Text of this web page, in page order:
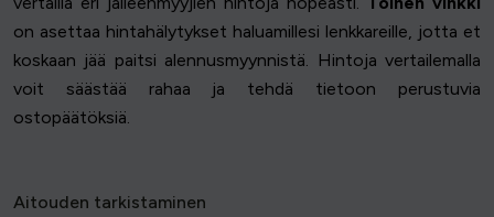
on asettaa hintahälytykset haluamillesi lenkkareille, jotta et
koskaan jää paitsi alennusmyynnistä. Hintoja vertailemalla
voit säästää rahaa ja tehdä tietoon perustuvia
ostopäätöksiä.
Aitouden tarkistaminen